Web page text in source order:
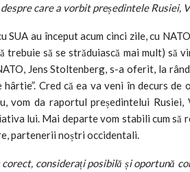
care a vorbit președintele Rusiei,
SUA au început acum cinci zile, cu
trebuie să se străduiască mai mult) să
Jens Stoltenberg, s-a oferit, la
Cred că ea va veni în decurs de
vom da raportul președintelui Rusiei,
lui. Mai departe vom stabili cum să
partenerii noștri occidentali.
corect, considerați posibilă și oportună